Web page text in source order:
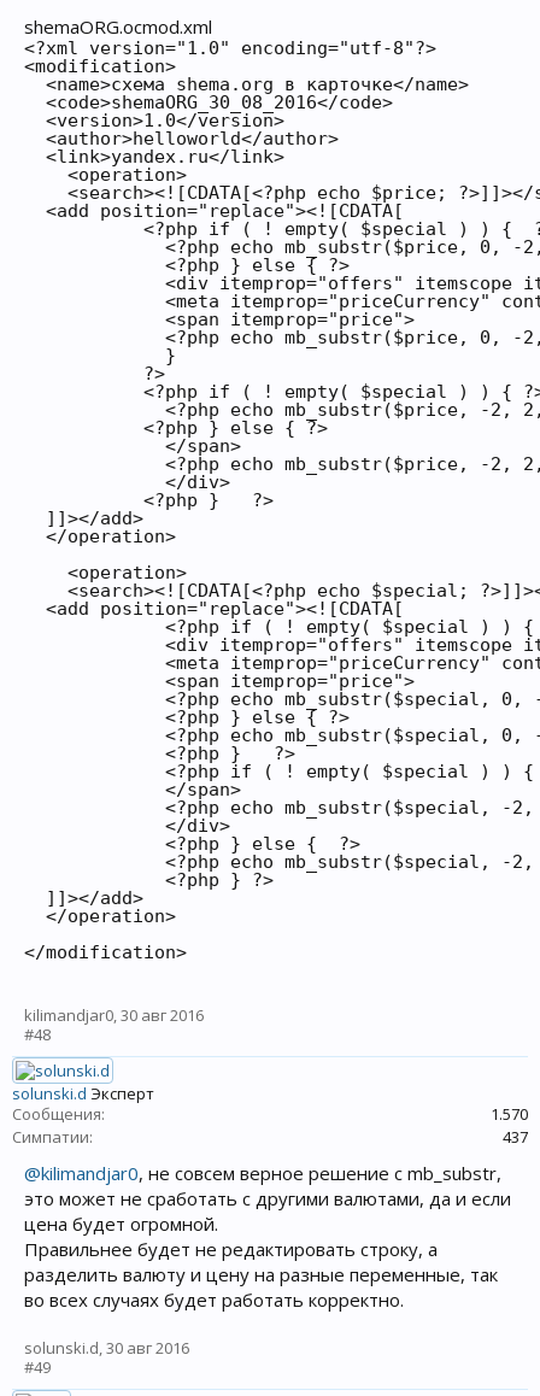
shemaORG.ocmod.xml
<?xml version="1.0" encoding="utf-8"?>
<modification>
  <name>схема shema.org в карточке</name>
  <code>shemaORG_30_08_2016</code>
  <version>1.0</version>
  <author>helloworld</author>
  <link>yandex.ru</link>
    <operation>
<search><![CDATA[<?php echo $price; ?>]]></
  <add position="replace"><![CDATA[
<?php if ( ! empty( $special ) ) {
<?php echo mb_substr($price, 0, -
             <?php } else { ?>
<div itemprop="offers" itemscope
<meta itemprop="priceCurrency"
             <span itemprop="price">
<?php echo mb_substr($price, 0, -
             }
           ?>
<?php if ( ! empty( $special ) ) {
<?php echo mb_substr($price, -2,
           <?php } else { ?>
             </span>
<?php echo mb_substr($price, -2,
             </div>
           <?php }   ?>
  ]]></add>
  </operation>
    <operation>
<search><![CDATA[<?php echo $special;
  <add position="replace"><![CDATA[
<?php if ( ! empty( $special ) ) {
<div itemprop="offers" itemscope
<meta itemprop="priceCurrency"
             <span itemprop="price">
<?php echo mb_substr($special, 0,
             <?php } else { ?>
<?php echo mb_substr($special, 0,
             <?php }   ?>
<?php if ( ! empty( $special ) ) {
             </span>
<?php echo mb_substr($special, -
             </div>
             <?php } else {  ?>
<?php echo mb_substr($special, -
             <?php } ?>
  ]]></add>
  </operation>
</modification>
kilimandjar0,30 авг 2016
#48
solunski.d Эксперт
Сообщения:
1.570
Симпатии:
437
@kilimandjar0, не совсем верное решение с mb_substr,
это может не сработать с другими валютами, да и если
цена будет огромной.
Правильнее будет не редактировать строку, а
разделить валюту и цену на разные переменные, так
во всех случаях будет работать корректно.
solunski.d,30 авг 2016
#49